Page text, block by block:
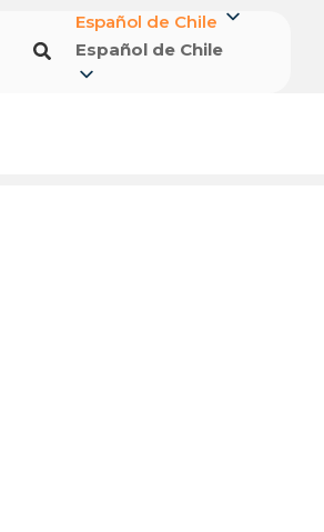
Español de Chile
Español de Chile